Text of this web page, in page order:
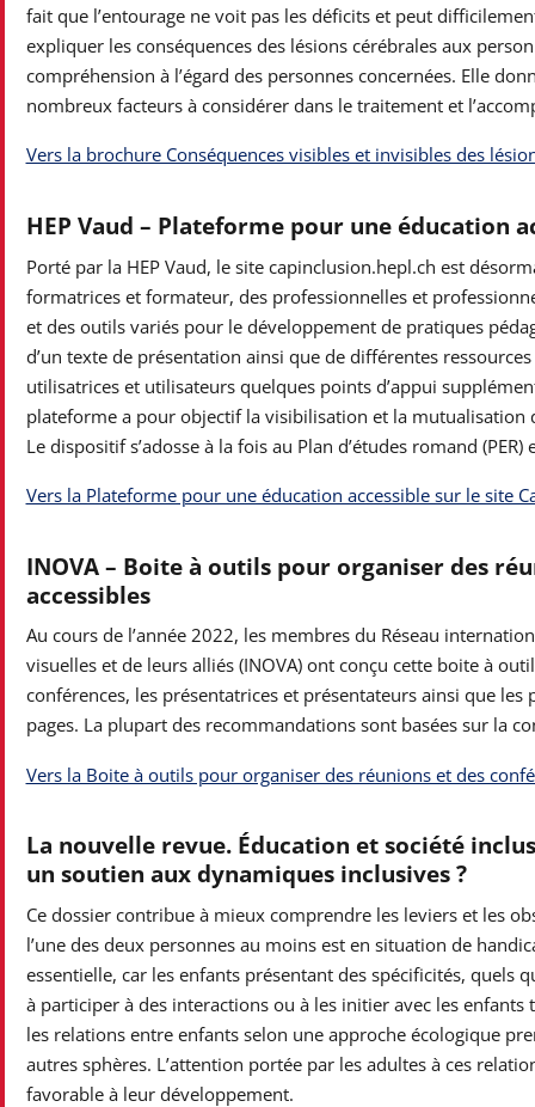
fait que l’entourage ne voit pas les déficits et peut
expliquer les consé­quences des lésions cérébrales aux
compréhension à l’égard des personnes concernées. Elle
nombreux facteurs à considérer dans le traitement et
Vers la brochure Conséquences visibles et invisibles des
HEP Vaud – Plateforme pour une éducation
Porté par la HEP Vaud, le site capinclusion.hepl.ch est
formatrices et formateur, des professionnelles et
et des outils variés pour le développement de pratiques
d’un texte de présentation ainsi que de différentes
utilisatrices et utilisateurs quelques points d’appui
plateforme a pour objectif la visibilisation et la mutualisation
Le dispositif s’adosse à la fois au Plan d’études romand (PER)
Vers la Plateforme pour une éducation accessible sur le site
INOVA – Boite à outils pour organiser des
accessibles
Au cours de l’année 2022, les membres du Réseau
visuelles et de leurs alliés (INOVA) ont conçu cette boite à
conférences, les présentatrices et présentateurs ainsi que
pages. La plupart des recommandations sont basées sur la
Vers la Boite à outils pour organiser des réunions et des
La nouvelle revue. Éducation et société
un soutien aux dynamiques inclusives ?
Ce dossier contribue à mieux comprendre les leviers et les
l’une des deux personnes au moins est en situation de
essentielle, car les enfants présentant des spécificités,
à participer à des interactions ou à les initier avec les
les relations entre enfants selon une approche écologique
autres sphères. L’attention portée par les adultes à ces
favorable à leur développement.